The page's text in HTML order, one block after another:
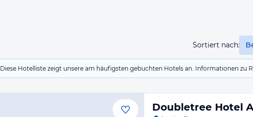
Sortiert nach:
Diese Hotelliste zeigt unsere am häufigsten gebuchten Hotels an. Informationen zu
Doubletree Hotel